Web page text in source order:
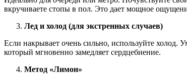
вкручиваете стопы в пол. Это дает мощное
Лед и холод (для экстренных случаев)
Если накрывает очень сильно, используйте холод.
который мгновенно замедляет сердцебиение.
Метод «Лимон»